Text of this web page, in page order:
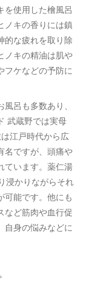
を使用した檜風呂
ノキの香りには鎮
的な疲れを取り除
ノキの精油は肌や
フケなどの予防に
呂も多数あり、
武蔵野では実母
江戸時代から広
名ですが、頭痛や
ています。薬仁湯
浸かりながらそれ
可能です。他にも
など筋肉や血行促
自身の悩みなどに